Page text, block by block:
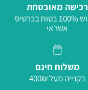
רכישה מאובטחת
שימוש 100% בטוח בכרטיס
אשראי
משלוח חינם
בקנייה מעל 400₪